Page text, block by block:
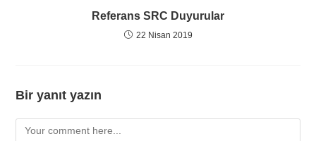
Referans SRC Duyurular
22 Nisan 2019
Bir yanıt yazın